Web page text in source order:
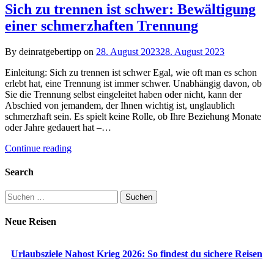
Sich zu trennen ist schwer: Bewältigung
einer schmerzhaften Trennung
By deinratgebertipp on 28. August 202328. August 2023
Einleitung: Sich zu trennen ist schwer Egal, wie oft man es schon
erlebt hat, eine Trennung ist immer schwer. Unabhängig davon, ob
Sie die Trennung selbst eingeleitet haben oder nicht, kann der
Abschied von jemandem, der Ihnen wichtig ist, unglaublich
schmerzhaft sein. Es spielt keine Rolle, ob Ihre Beziehung Monate
oder Jahre gedauert hat –…
Continue reading
Search
Suchen
nach:
Neue Reisen
Urlaubsziele Nahost Krieg 2026: So findest du sichere Reisen